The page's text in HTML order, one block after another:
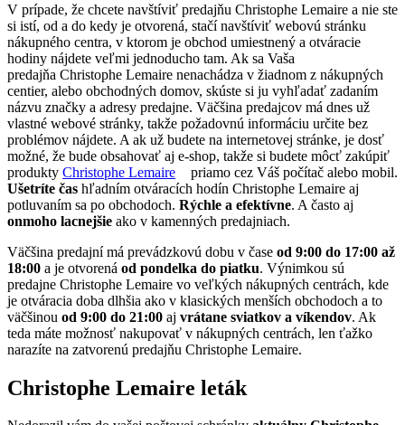
V prípade, že chcete navštíviť predajňu Christophe Lemaire a nie ste
si istí, od a do kedy je otvorená, stačí navštíviť webovú stránku
nákupného centra, v ktorom je obchod umiestnený a otváracie
hodiny nájdete veľmi jednoducho tam. Ak sa Vaša
predajňa Christophe Lemaire nenachádza v žiadnom z nákupných
centier, alebo obchodných domov, skúste si ju vyhľadať zadaním
názvu značky a adresy predajne. Väčšina predajcov má dnes už
vlastné webové stránky, takže požadovnú informáciu určite bez
problémov nájdete. A ak už budete na internetovej stránke, je dosť
možné, že bude obsahovať aj e-shop, takže si budete môcť zakúpiť
produkty Christophe Lemaire
priamo cez Váš počítač alebo mobil.
Ušetríte čas hľadním otváracích hodín Christophe Lemaire aj
potluvaním sa po obchodoch. Rýchle a efektívne. A často aj
onmoho lacnejšie ako v kamenných predajniach.
Väčšina predajní má prevádzkovú dobu v čase od 9:00 do 17:00 až
18:00 a je otvorená od pondelka do piatku. Výnimkou sú
predajne Christophe Lemaire vo veľkých nákupných centrách, kde
je otváracia doba dlhšia ako v klasických menších obchodoch a to
väčšinou od 9:00 do 21:00 aj vrátane sviatkov a víkendov. Ak
teda máte možnosť nakupovať v nákupných centrách, len ťažko
narazíte na zatvorenú predajňu Christophe Lemaire.
Christophe Lemaire leták